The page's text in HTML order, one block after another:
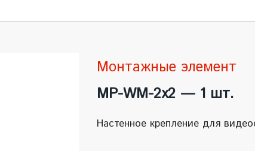
Монтажные элемент
MP-WM-2х2 — 1 шт.
Настенное крепление для